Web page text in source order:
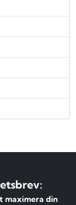
maximera din